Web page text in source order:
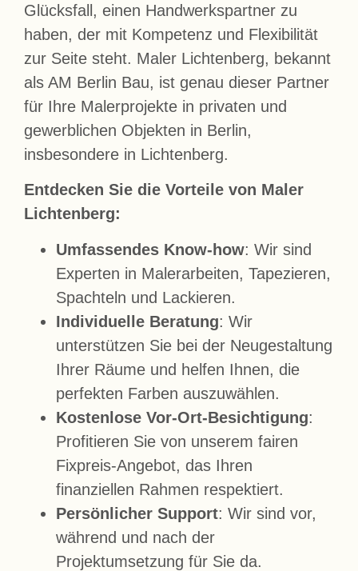
Glücksfall, einen Handwerkspartner zu
haben, der mit Kompetenz und Flexibilität
zur Seite steht. Maler Lichtenberg, bekannt
als AM Berlin Bau, ist genau dieser Partner
für Ihre Malerprojekte in privaten und
gewerblichen Objekten in Berlin,
insbesondere in Lichtenberg.
Entdecken Sie die Vorteile von Maler
Lichtenberg:
Umfassendes Know-how: Wir sind
Experten in Malerarbeiten, Tapezieren,
Spachteln und Lackieren.
Individuelle Beratung: Wir
unterstützen Sie bei der Neugestaltung
Ihrer Räume und helfen Ihnen, die
perfekten Farben auszuwählen.
Kostenlose Vor-Ort-Besichtigung:
Profitieren Sie von unserem fairen
Fixpreis-Angebot, das Ihren
finanziellen Rahmen respektiert.
Persönlicher Support: Wir sind vor,
während und nach der
Projektumsetzung für Sie da.